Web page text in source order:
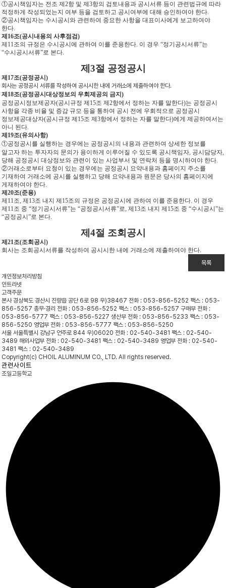
①공시책임자는 전조 제2항 및 제3항의 검토내용과 공시서류 등이 관련법규에 따라
적정하게 작성되었는지 여부 등을 검토하고 공시여부에 대해 승인하여야 한다.
②공시책임자는 수시공시와 관련하여 중요한 사항을 대표이사에게 보고하여야
한다.
제16조(공시내용의 사후점검)
제11조의 규정은 수시공시에 관하여 이를 준용한다. 이 경우 “정기공시서류”는
“수시공시서류”로 본다.
제3절 공정공시
제17조(공정공시)
회사는 공정공시 서류를 작성하여 공시시한 내에 거래소에 제출하여야 한다.
제18조(공정공시대상정보의 우회제공의 금지)
공정공시정보제공자(공시규정 제15조 제2항에서 정하는 자를 말한다)는 공정공시
사항을 각종 비율 및 증감 규모 등을 통하여 공시 전에 우회적으로 공정공시
정보제공대상자(공시규정 제15조 제3항에서 정하는 자를 말한다)에게 제공하여서는
아니 된다.
제19조(유의사항)
①공정공시를 실행하는 경우에는 공정공시의 내용과 관련하여 상세한 정보를
알고자 하는 투자자의 문의가 용이하게 이루어질 수 있도록 공시책임자, 공시담당자,
당해 공정공시 대상정보와 관련이 있는 사업부서 및 연락처 등을 명시하여야 한다.
②거래소로부터 요청이 있는 경우에는 공정공시 요약내용과 홈페이지 주소를
기재하여 거래소에 공시를 실행하고 당해 요약내용과 원문은 당사의 홈페이지에
게재하여야 한다.
제20조(준용)
제11조, 제13조 내지 제15조의 규정은 공정공시에 관하여 이를 준용한다. 이 경우
제11조 중 “정기공시서류”는 “공정공시서류”로, 제13조 내지 제15조 중 “수시공시”는
“공정공시”로 본다.
제4절 조회공시
제21조(조회공시)
회사는 조회공시서류를 작성하여 공시시한 내에 거래소에 제출하여야 한다.
목록
개인정보처리방침
인트라넷
고객주문
본사 경상북도 경산시 진량읍 공단 6로 98 우)38467 전화 : 053-856-5252 팩스 : 053-
856-5257 총무·경리 전화 : 053-856-5252 팩스 : 053-856-5257 구매부 전화 :
053-856-5777 팩스 : 053-856-5227 생산부 전화 : 053-856-5233 팩스 : 053-
856-5250 영업부 전화 : 053-856-5777 팩스 : 053-856-5250
서울 서울특별시 강남구 언주로 844 우)06020 전화 : 02-540-3481 팩스 : 02-540-
3489 해외사업부 전화 : 02-540-3481 팩스 : 02-540-3489 영업부 전화 : 02-540-
3481 팩스 : 02-540-3489
Copyright(c) CHOIL ALUMINUM CO., LTD. All rights reserved.
관련사이트
조일고등학교